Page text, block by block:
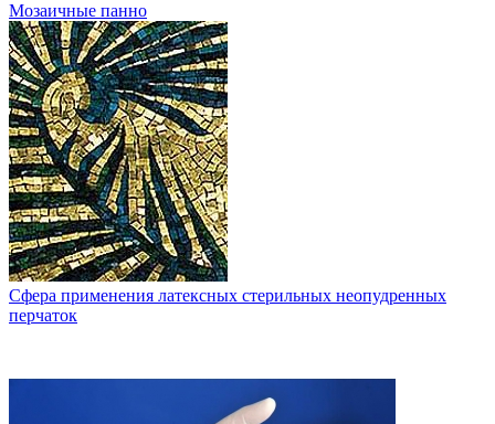
Мозаичные панно
Сфера применения латексных стерильных неопудренных
перчаток